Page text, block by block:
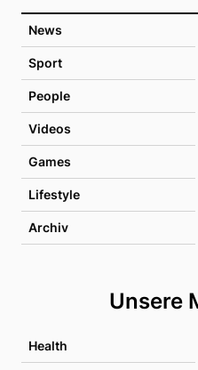
News
Sport
People
Videos
Games
Lifestyle
Archiv
Unsere
Health